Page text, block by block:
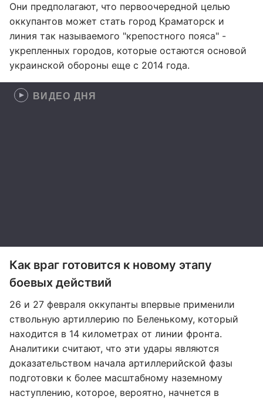
Они предполагают, что первоочередной целью
оккупантов может стать город Краматорск и
линия так называемого "крепостного пояса" -
укрепленных городов, которые остаются основой
украинской обороны еще с 2014 года.
ВИДЕО ДНЯ
Как враг готовится к новому этапу
боевых действий
26 и 27 февраля оккупанты впервые применили
ствольную артиллерию по Беленькому, который
находится в 14 километрах от линии фронта.
Аналитики считают, что эти удары являются
доказательством начала артиллерийской фазы
подготовки к более масштабному наземному
наступлению, которое, вероятно, начнется в